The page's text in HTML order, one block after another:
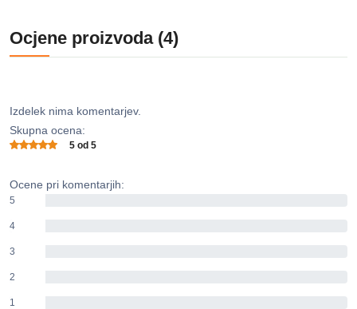
Ocjene proizvoda (4)
Izdelek nima komentarjev.
Skupna ocena:
5 od 5
Ocene pri komentarjih:
5
4
3
2
1